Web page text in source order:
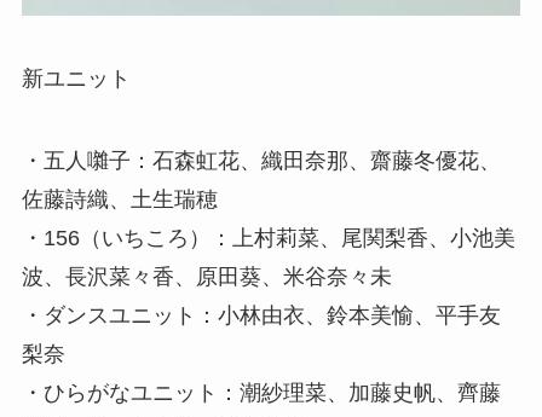
新ユニット
・五人囃子：石森虹花、織田奈那、齋藤冬優花、
佐藤詩織、土生瑞穂
・156（いちころ）：上村莉菜、尾関梨香、小池美
波、長沢菜々香、原田葵、米谷奈々未
・ダンスユニット：小林由衣、鈴本美愉、平手友
梨奈
・ひらがなユニット：潮紗理菜、加藤史帆、齊藤